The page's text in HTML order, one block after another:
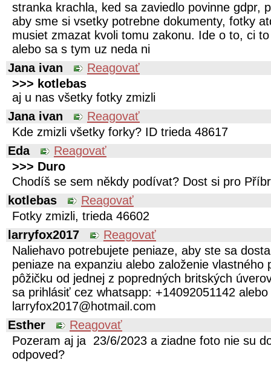
stranka krachla, ked sa zaviedlo povinne gdpr,
aby sme si vsetky potrebne dokumenty, fotky
musiet zmazat kvoli tomu zakonu. Ide o to, ci
alebo sa s tym uz neda ni
Jana ivan
Reagovať
>>> kotlebas
aj u nas všetky fotky zmizli
Jana ivan
Reagovať
Kde zmizli všetky forky? ID trieda 48617
Eda
Reagovať
>>> Duro
Chodíš se sem někdy podívat? Dost si pro
kotlebas
Reagovať
Fotky zmizli, trieda 46602
larryfox2017
Reagovať
Naliehavo potrebujete peniaze, aby ste sa
peniaze na expanziu alebo založenie vlastného
pôžičku od jednej z popredných britských
sa prihlásiť cez whatsapp: +14092051142
larryfox2017@hotmail.com
Esther
Reagovať
Pozeram aj ja 23/6/2023 a ziadne foto nie su
odpoved?